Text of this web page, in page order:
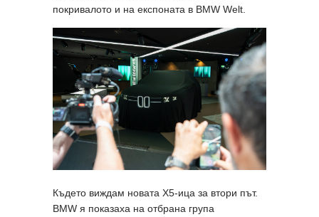
покривалото и на експоната в BMW Welt.
Където виждам новата X5-ица за втори път.
BMW я показаха на отбрана група